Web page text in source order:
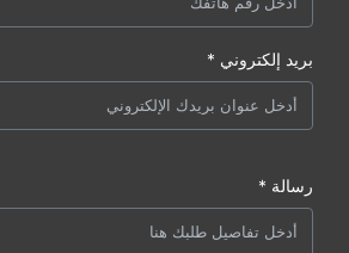
بريد إلكتروني *
رسالة *